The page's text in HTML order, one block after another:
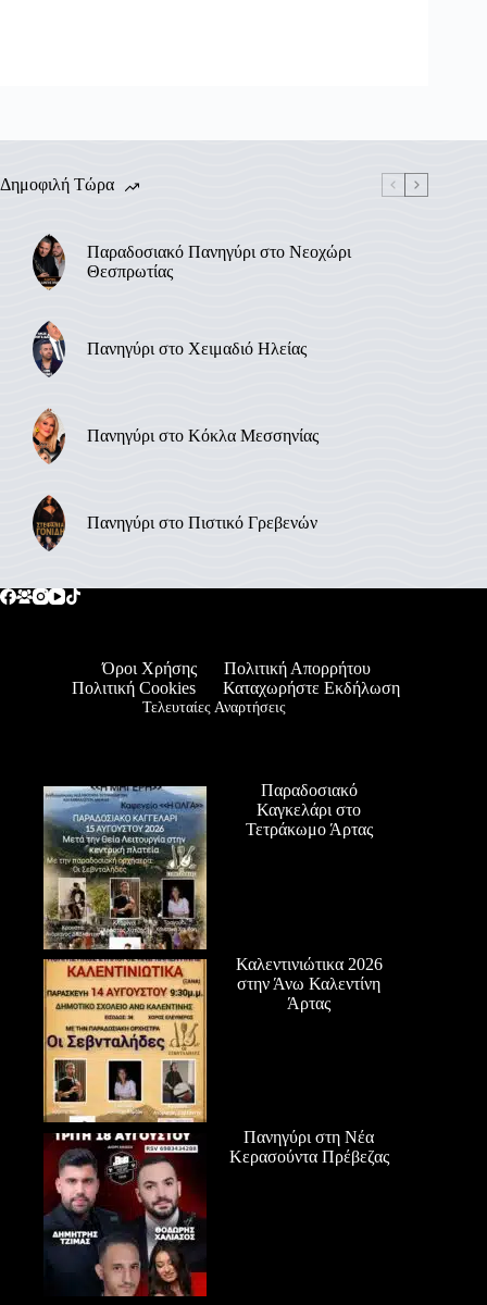
Δημοφιλή Τώρα
Παραδοσιακό Πανηγύρι στο Νεοχώρι
Θεσπρωτίας
Πανηγύρι στο Χειμαδιό Ηλείας
Πανηγύρι στο Κόκλα Μεσσηνίας
Πανηγύρι στο Πιστικό Γρεβενών
Όροι Χρήσης
Πολιτική Απορρήτου
Πολιτική Cookies
Καταχωρήστε Εκδήλωση
Τελευταίες Αναρτήσεις
Παραδοσιακό
Καγκελάρι στο
Τετράκωμο Άρτας
Καλεντινιώτικα 2026
στην Άνω Καλεντίνη
Άρτας
Πανηγύρι στη Νέα
Κερασούντα Πρέβεζας